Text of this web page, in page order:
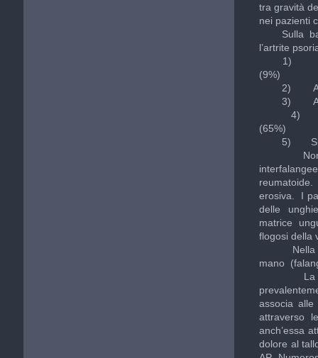
tra gravità
nei pazienti
Sulla base
l’artrite
1) Forma
(9%)
2)
3) Artrite
4)
(65%)
5)
Non
erosiva. I
delle
matrice
flogosi della
Nella
mano
La forma
associa
attraverso
anch’essa
dolore al